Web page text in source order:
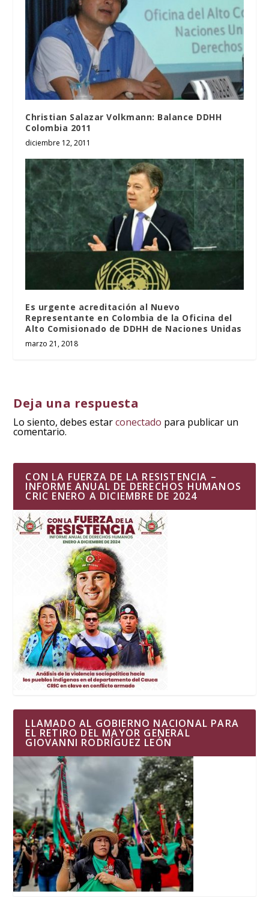
Christian Salazar Volkmann: Balance DDHH
Colombia 2011
diciembre 12, 2011
Es urgente acreditación al Nuevo
Representante en Colombia de la Oficina del
Alto Comisionado de DDHH de Naciones Unidas
marzo 21, 2018
Deja una respuesta
Lo siento, debes estarconectado para publicar un
comentario.
CON LA FUERZA DE LA RESISTENCIA –
INFORME ANUAL DE DERECHOS HUMANOS
CRIC ENERO A DICIEMBRE DE 2024
LLAMADO AL GOBIERNO NACIONAL PARA
EL RETIRO DEL MAYOR GENERAL
GIOVANNI RODRÍGUEZ LEÓN